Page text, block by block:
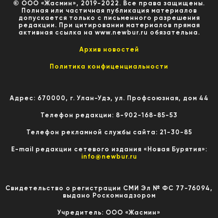
© ООО «Жасмин», 2019-2022. Все права защищены.
Полная или частичная публикация материалов
допускается только с письменного разрешения
редакции. При цитировании материалов прямая
активная ссылка на www.newbur.ru обязательна.
Архив новостей
Политика конфиценциальности
Адрес: 670000, г. Улан-Удэ, ул. Профсоюзная, дом 44
Телефон редакции: 8-902-168-85-53
Телефон рекламной службы сайта: 21-30-85
E-mail редакции сетевого издания «Новая Бурятия»:
info@newbur.ru
Свидетельство о регистрации СМИ Эл № ФС 77-76094,
выдано Роскомнадзором
Учредитель: ООО «Жасмин»